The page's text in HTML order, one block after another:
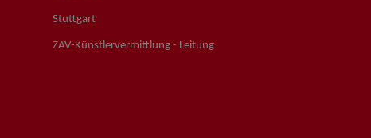
Stuttgart
ZAV-Künstlervermittlung - Leitung